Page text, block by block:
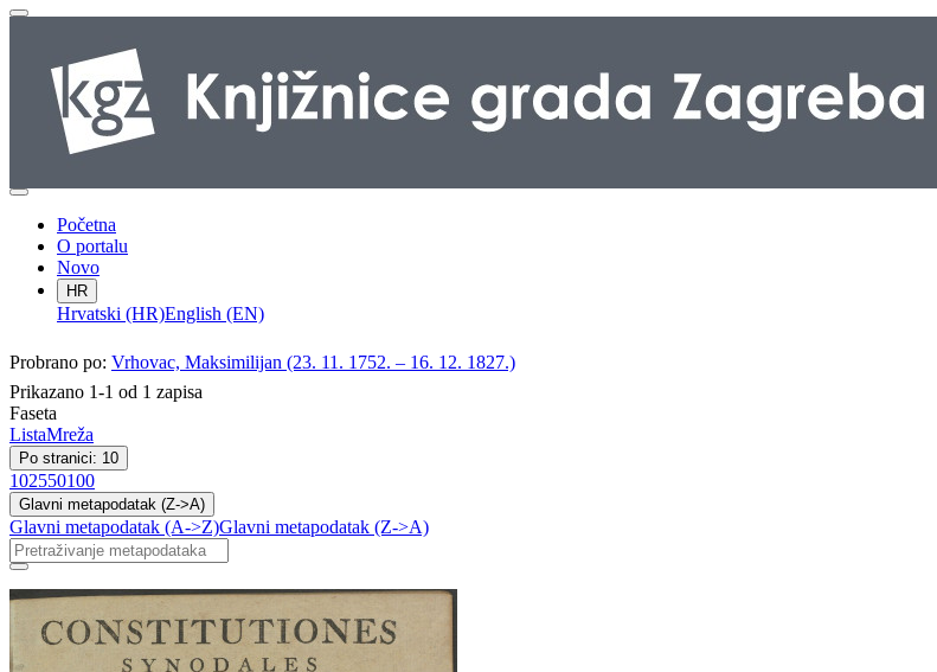
Početna
O portalu
Novo
HR
Hrvatski (HR)English (EN)
Probrano po: Vrhovac, Maksimilijan (23. 11. 1752. – 16. 12. 1827.)
Prikazano 1-1 od 1 zapisa
Faseta
ListaMreža
Po stranici: 10
102550100
Glavni metapodatak (Z->A)
Glavni metapodatak (A->Z)Glavni metapodatak (Z->A)